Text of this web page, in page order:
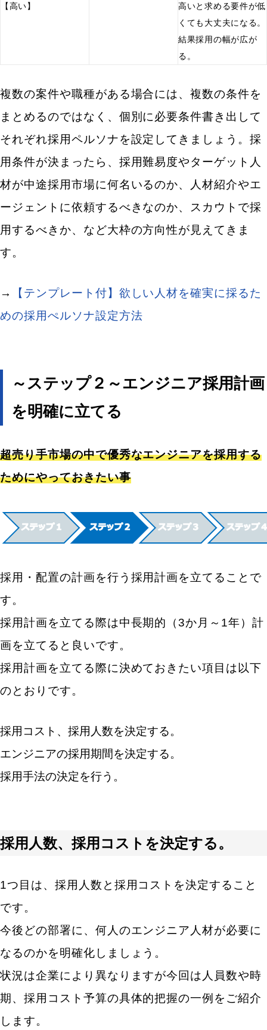
社内制度や待遇面などの条件を見直す
【高い】
高いと求める要件が低
くても大丈夫になる。
結果採用の幅が広が
る。
複数の案件や職種がある場合には、複数の条件を
まとめるのではなく、個別に必要条件書き出して
それぞれ採用ペルソナを設定してきましょう。採
用条件が決まったら、採用難易度やターゲット人
材が中途採用市場に何名いるのか、人材紹介やエ
ージェントに依頼するべきなのか、スカウトで採
用するべきか、など大枠の方向性が見えてきま
す。
→
【テンプレート付】欲しい人材を確実に採るた
めの採用ぺルソナ設定方法
～ステップ２～エンジニア採用計画
を明確に立てる
超売り手市場の中で優秀なエンジニアを採用する
ためにやっておきたい事
採用・配置の計画を行う採用計画を立てることで
す。
採用計画を立てる際は中長期的（3か月～1年）計
画を立てると良いです。
採用計画を立てる際に決めておきたい項目は以下
のとおりです。
採用コスト、採用人数を決定する。
エンジニアの採用期間を決定する。
採用手法の決定を行う。
採用人数、採用コストを決定する。
1つ目は、採用人数と採用コストを決定すること
です。
今後どの部署に、何人のエンジニア人材が必要に
なるのかを明確化しましょう。
状況は企業により異なりますが今回は人員数や時
期、採用コスト予算の具体的把握の一例をご紹介
します。